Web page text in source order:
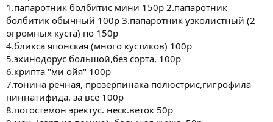
1.папаротник болбитис мини 150р 2.папаротник
болбитик обычный 100р 3.папаротник узколистный (2
огромных куста) по 150р
4.бликса японская (много кустиков) 100р
5.эхинодорус большой,без сорта, 100р
6.крипта "ми ойя" 100р
7.тонина речная, прозерпинака полюстрис,гигрофила
пиннатифида. за все 100р
8.погостемон эректус. неск.веток 50р